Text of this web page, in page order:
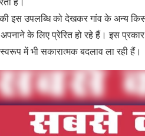
को देखकर गांव के अन्य किसान
के लिए प्रेरित हो रहे हैं। इस
में भी सकारात्मक बदलाव ला रही हैं।